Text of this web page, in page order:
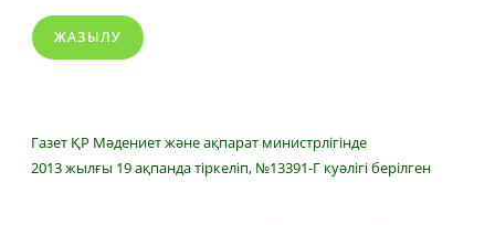
ЖАЗЫЛУ
Газет ҚР Мәдениет және ақпарат министрлігінде
2013 жылғы 19 ақпанда тіркеліп, №13391-Г куәлігі берілген